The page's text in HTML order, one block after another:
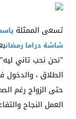
تسعى الممثلة
شاشة دراما رمضان
“نحن نحب تاني
الطلاق ، والدخول
حتى الزواج رغم
العمل النجاح